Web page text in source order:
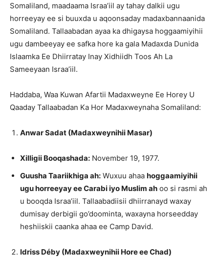
Somaliland, maadaama Israa’iil ay tahay dalkii ugu
horreeyay ee si buuxda u aqoonsaday madaxbannaanida
Somaliland. Tallaabadan ayaa ka dhigaysa hoggaamiyihii
ugu dambeeyay ee safka hore ka gala Madaxda Dunida
Islaamka Ee Dhiirratay Inay Xidhiidh Toos Ah La
Sameeyaan Israa’iil.
Haddaba, Waa Kuwan Afartii Madaxweyne Ee Horey U
Qaaday Tallaabadan Ka Hor Madaxweynaha Somaliland:
Anwar Sadat (Madaxweynihii Masar)
Xilligii Booqashada: November 19, 1977.
Guusha Taariikhiga ah: Wuxuu ahaa hoggaamiyihii
ugu horreeyay ee Carabi iyo Muslim ah oo si rasmi ah
u booqda Israa’iil. Tallaabadiisii dhiirranayd waxay
dumisay derbigii go’doominta, waxayna horseedday
heshiiskii caanka ahaa ee Camp David.
Idriss Déby (Madaxweynihii Hore ee Chad)